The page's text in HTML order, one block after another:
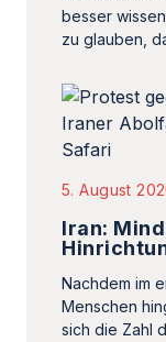
besser
zu glauben,
5. August
Iran:
Nachdem im
Menschen
sich die Zahl